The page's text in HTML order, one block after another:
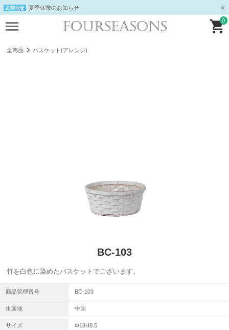
お知らせ 夏季休業のお知らせ
0
全商品 バスケット(アレンジ)
BC-103
竹を白色に染めたバスケットでございます。
商品管理番号 BC-103
生産地 中国
サイズ Φ18H8.5